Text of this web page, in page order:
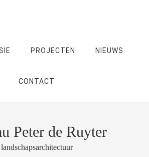
PROJECTEN NIEUWS
CONTACT
Peter de Ruyter
landschapsarchitectuur